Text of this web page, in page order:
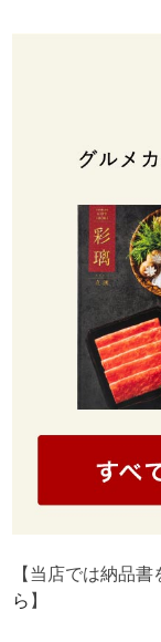
【当店では納品
ら 】